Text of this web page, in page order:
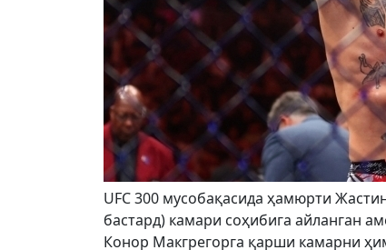
UFC 300 мусобақасида ҳамюрти
бастард) камари соҳибига айланган
Конор Макгрегорга қарши камарни